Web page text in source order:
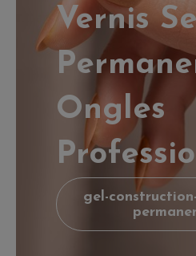
Vernis
Ongles
gel-